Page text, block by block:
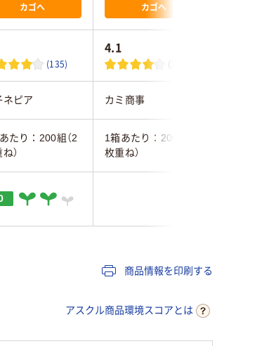
カゴへ カゴへ
(135)
4.1
(30)
ネピア カミ商事
たり：200組（2
）
1箱あたり：200組（2
枚重ね）
商品情報を印刷する
アスクル商品環境スコアとは